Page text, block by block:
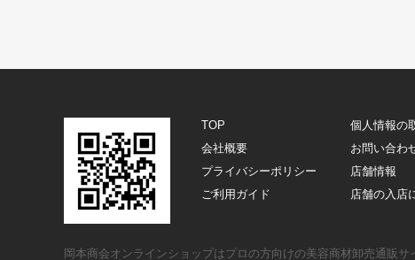
TOP
個人情報の
会社概要
お問い合わ
プライバシーポリシー
店舗情報
ご利用ガイド
店舗の入店
岡本商会オンラインショップはプロの方向けの美容商材卸売通販サ